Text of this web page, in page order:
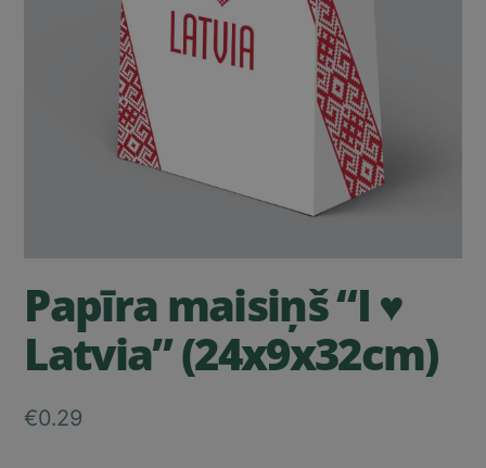
Papīra maisiņš “I ♥
Latvia” (24x9x32cm)
€0.29